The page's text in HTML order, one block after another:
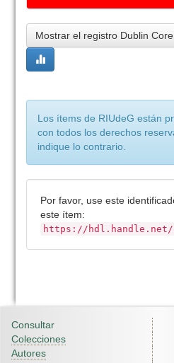
Mostrar el registro Dublin
Los ítems de RIUdeG están
con todos los derechos
indique lo contrario.
Por favor, use este
este ítem:
https://hdl.handle.net/
Consultar
Colecciones
Autores